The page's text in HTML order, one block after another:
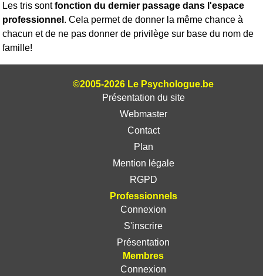
Les tris sontfonction du dernier passage dans l'espace
professionnel . Cela permet de donner la même chance à
chacun et de ne pas donner de privilège sur base du nom de
famille!
©2005-2026 Le Psychologue.be
Présentation du site
Webmaster
Contact
Plan
Mention légale
RGPD
Professionnels
Connexion
S'inscrire
Présentation
Membres
Connexion